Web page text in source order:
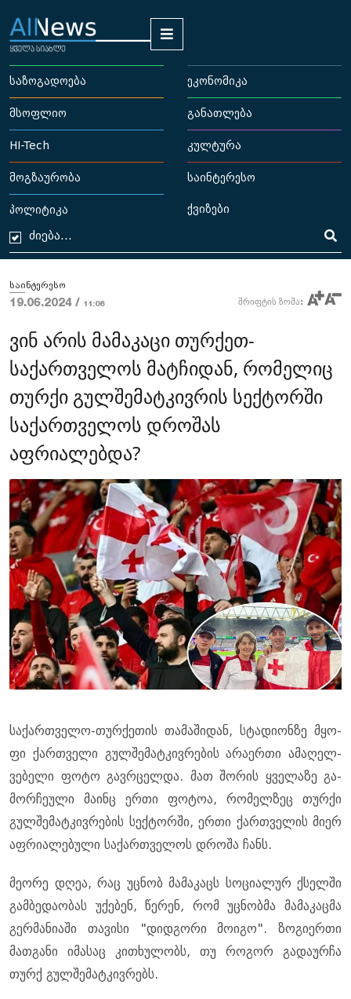
საზოგადოება ეკონომიკა
მსოფლიო განათლება
HI-Tech კულტურა
მოგზაურობა საინტერესო
პოლიტიკა ქვიზები
საინტერესო
19.06.2024 / 11:06 შრიფტის ზომა:
ვინ არის მამაკაცი თურქეთ-
საქართველოს მატჩიდან, რომელიც
თურქი გულშემატკივრის სექტორში
საქართველოს დროშას
აფრიალებდა?
სა­ქარ­თვე­ლო-თურ­ქე­თის თა­მა­ში­დან, სტა­დი­ონ­ზე მყო­
ფი ქარ­თვე­ლი გულ­შე­მატ­კივ­რე­ბის არა­ერ­თი ამა­ღელ­
ვე­ბე­ლი ფოტო გავ­რცელ­და. მათ შო­რის ყვე­ლა­ზე გა­
მორ­ჩე­უ­ლი მა­ინც ერთი ფო­ტოა, რო­მელ­ზეც თურ­ქი
გულ­შე­მატ­კივ­რე­ბის სექ­ტორ­ში, ერთი ქარ­თვე­ლის მიერ
აფ­რი­ა­ლე­ბუ­ლი სა­ქარ­თვე­ლოს დრო­შა ჩანს.
მე­ო­რე დღეა, რაც უც­ნობ მა­მა­კაცს სო­ცი­ა­ლურ ქსელ­ში
გამ­ბე­და­ო­ბას უქე­ბენ, წე­რენ, რომ უც­ნობ­მა მა­მა­კაც­მა
გერ­მა­ნი­ა­ში თა­ვი­სი "დიდ­გო­რი მო­ი­გო". ზო­გი­ერ­თი
მათ­გა­ნი იმა­საც კი­თხუ­ლობს, თუ რო­გორ გა­და­ურ­ჩა
თურქ გულ­შე­მატ­კივ­რებს.